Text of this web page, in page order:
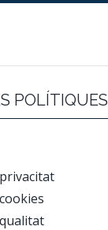
POLÍTIQUES